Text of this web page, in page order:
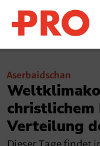
Aserbaidschan
christlichem
Verteilung